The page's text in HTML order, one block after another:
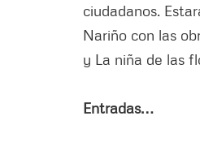
ciudadanos.
Nariño con las
y La niña de las
Entradas…